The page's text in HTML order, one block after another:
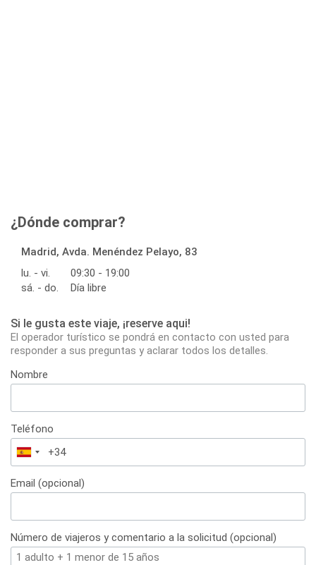
¿Dónde comprar?
Madrid, Avda. Menéndez Pelayo, 83
lu. - vi.
09:30 - 19:00
sá. - do.
Día libre
Si le gusta este viaje, ¡reserve aqui!
El operador turístico se pondrá en contacto con usted para
responder a sus preguntas y aclarar todos los detalles.
Nombre
Teléfono
España
+34
Email (opcional)
Número de viajeros y comentario a la solicitud (opcional)